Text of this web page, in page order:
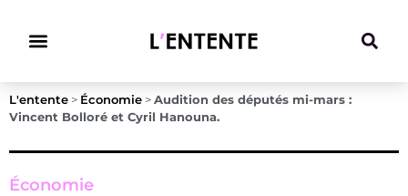
L'entente > Économie > Audition des députés mi-mars :
Vincent Bolloré et Cyril Hanouna.
Économie